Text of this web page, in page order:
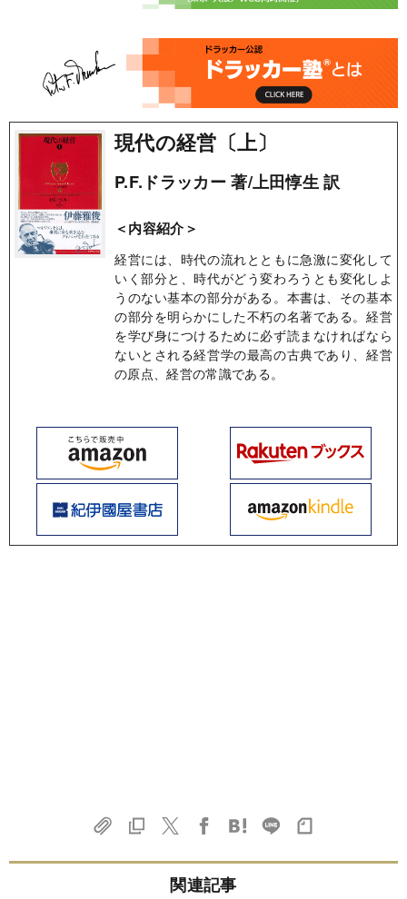
現代の経営〔上〕
P.F.ドラッカー 著/上田惇生 訳
＜内容紹介＞
経営には、時代の流れとともに急激に変化して
いく部分と、時代がどう変わろうとも変化しよ
うのない基本の部分がある。本書は、その基本
の部分を明らかにした不朽の名著である。経営
を学び身につけるために必ず読まなければなら
ないとされる経営学の最高の古典であり、経営
の原点、経営の常識である。
関連記事